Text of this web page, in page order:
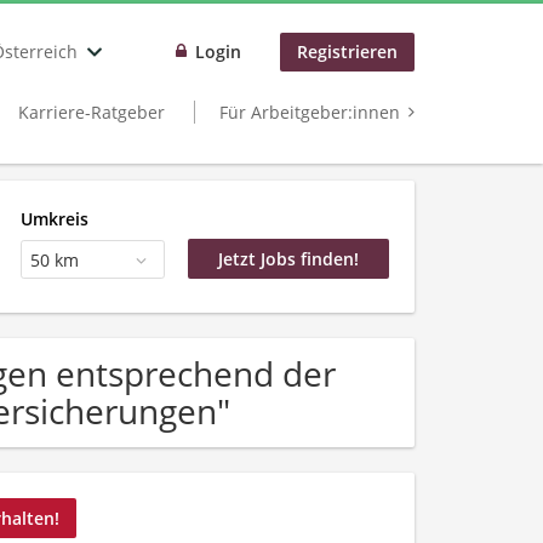
Login Registrieren
Karriere-Ratgeber Für Arbeitgeber:innen
Umkreis
50 km
entsprechend der